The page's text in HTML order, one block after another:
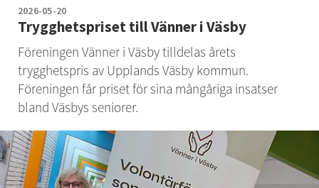
2026-05-20
Trygghetspriset till Vänner i Väsby
Föreningen Vänner i Väsby tilldelas årets
trygghetspris av Upplands Väsby kommun.
Föreningen får priset för sina mångåriga insatser
bland Väsbys seniorer.